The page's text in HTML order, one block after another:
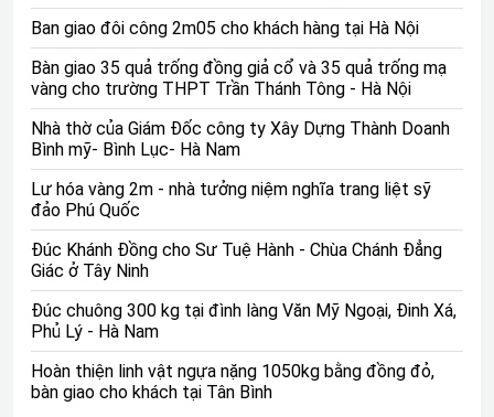
Ban giao đôi công 2m05 cho khách hàng tại Hà Nội
Bàn giao 35 quả trống đồng giả cổ và 35 quả trống mạ
vàng cho trường THPT Trần Thánh Tông - Hà Nội
Nhà thờ của Giám Đốc công ty Xây Dựng Thành Doanh
Bình mỹ- Bình Lục- Hà Nam
Lư hóa vàng 2m - nhà tưởng niệm nghĩa trang liệt sỹ
đảo Phú Quốc
Đúc Khánh Đồng cho Sư Tuệ Hành - Chùa Chánh Đẳng
Giác ở Tây Ninh
Đúc chuông 300 kg tại đình làng Văn Mỹ Ngoại, Đinh Xá,
Phủ Lý - Hà Nam
Hoàn thiện linh vật ngựa nặng 1050kg bằng đồng đỏ,
bàn giao cho khách tại Tân Bình